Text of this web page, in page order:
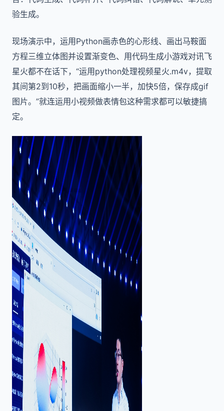
验生成。
现场演示中，运用Python画赤色的心形线、画出马鞍面
方程三维立体图并设置渐变色、用代码生成小游戏对讯飞
星火都不在话下，“运用python处理视频星火.m4v，提取
其间第2到10秒，把画面缩小一半，加快5倍，保存成gif
图片。”就连运用小视频做表情包这种需求都可以敏捷搞
定。